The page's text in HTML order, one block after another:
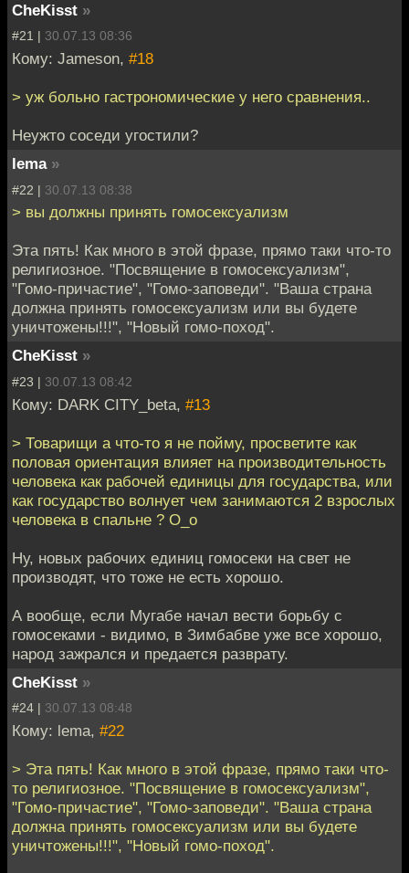
CheKisst »
#21 | 30.07.13 08:36
Кому: Jameson, #18
> уж больно гастрономические у него сравнения..
Неужто соседи угостили?
lema »
#22 | 30.07.13 08:38
> вы должны принять гомосексуализм
Эта пять! Как много в этой фразе, прямо таки что-то
религиозное. "Посвящение в гомосексуализм",
"Гомо-причастие", "Гомо-заповеди". "Ваша страна
должна принять гомосексуализм или вы будете
уничтожены!!!", "Новый гомо-поход".
CheKisst »
#23 | 30.07.13 08:42
Кому: DARK CITY_beta, #13
> Товарищи а что-то я не пойму, просветите как
половая ориентация влияет на производительность
человека как рабочей единицы для государства, или
как государство волнует чем занимаются 2 взрослых
человека в спальне ? О_о
Ну, новых рабочих единиц гомосеки на свет не
производят, что тоже не есть хорошо.
А вообще, если Мугабе начал вести борьбу с
гомосеками - видимо, в Зимбабве уже все хорошо,
народ зажрался и предается разврату.
CheKisst »
#24 | 30.07.13 08:48
Кому: lema, #22
> Эта пять! Как много в этой фразе, прямо таки что-
то религиозное. "Посвящение в гомосексуализм",
"Гомо-причастие", "Гомо-заповеди". "Ваша страна
должна принять гомосексуализм или вы будете
уничтожены!!!", "Новый гомо-поход".